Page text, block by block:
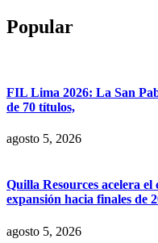
Popular
FIL Lima 2026: La San
de 70 títulos,
agosto 5, 2026
Quilla Resources acelera
expansión hacia finales de
agosto 5, 2026